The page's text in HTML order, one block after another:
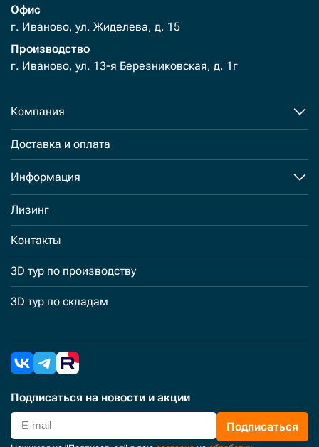
Офис
г. Иваново, ул. Жиделева, д. 15
Производство
г. Иваново, ул. 13-я Березниковская, д. 1г
Компания
Доставка и оплата
Информация
Лизинг
Контакты
3D тур по производству
3D тур по складам
Подписаться на новости и акции
Подписаться